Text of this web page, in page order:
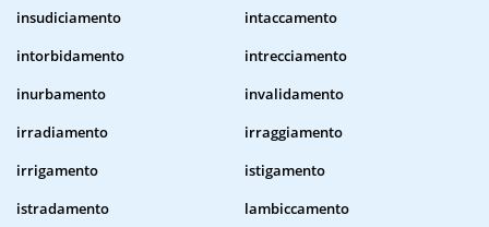
insudiciamento
intaccamento
intorbidamento
intrecciamento
inurbamento
invalidamento
irradiamento
irraggiamento
irrigamento
istigamento
istradamento
lambiccamento